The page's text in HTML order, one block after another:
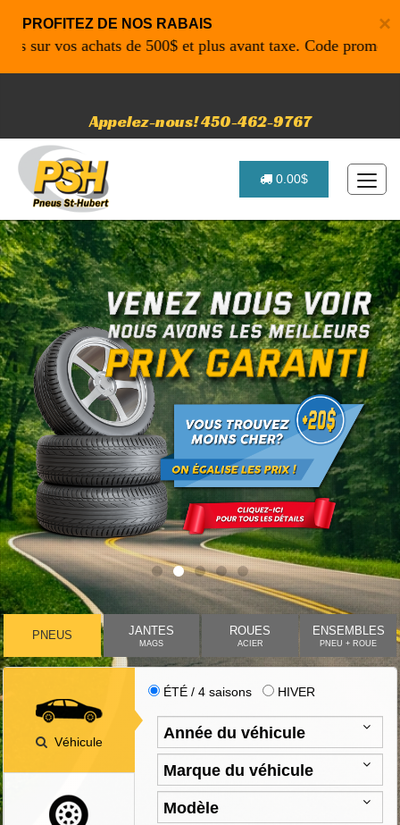
×
PROFITEZ DE NOS RABAIS
vos achats de 500$ et plus avant taxe. Code promo:
Appelez-nous! 450-462-9767
0.00$
PNEUS JANTES
MAGS
ROUES
ACIER
ENSEMBLES
PNEU + ROUE
Véhicule
ÉTÉ / 4 saisons HIVER